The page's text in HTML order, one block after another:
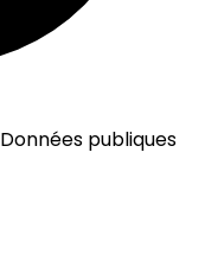
Données publiques